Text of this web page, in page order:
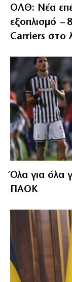
ΟΛΘ: Νέα
εξοπλισμό –
Carriers στο
Όλα για όλα
ΠΑΟΚ